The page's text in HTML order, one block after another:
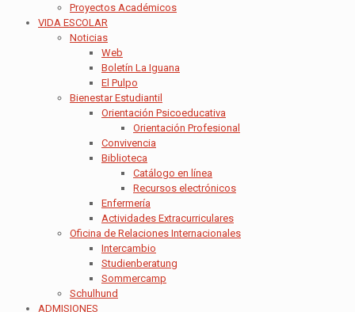
Proyectos Académicos
VIDA ESCOLAR
Noticias
Web
Boletín La Iguana
El Pulpo
Bienestar Estudiantil
Orientación Psicoeducativa
Orientación Profesional
Convivencia
Biblioteca
Catálogo en línea
Recursos electrónicos
Enfermería
Actividades Extracurriculares
Oficina de Relaciones Internacionales
Intercambio
Studienberatung
Sommercamp
Schulhund
ADMISIONES